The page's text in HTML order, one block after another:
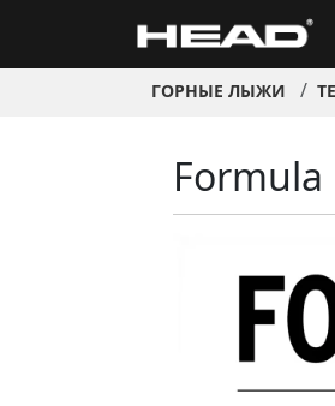
ГОРНЫЕ ЛЫЖИ
Formula